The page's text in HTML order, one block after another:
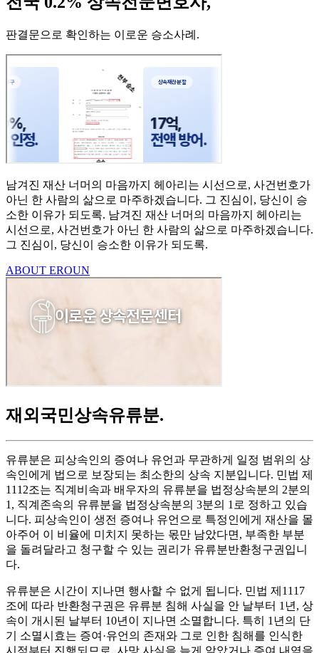
판결문으로 확인하는 이로운 승소사례 .
남겨진 재산 너머의 마음까지 헤아리는 시선으로, 사건번호가
아닌 한 사람의 삶으로 마주하겠습니다. 그 진심이, 당신이 승
소한 이유가 되도록. 남겨진 재산 너머의 마음까지 헤아리는
시선으로, 사건번호가 아닌 한 사람의 삶으로 마주하겠습니다.
그 진심이, 당신이 승소한 이유가 되도록.
ABOUT EROUN
재외국민상속유류분.
유류분은 피상속인의 증여나 유언과 무관하게 일정 범위의 상
속인에게 법으로 보장되는 최소한의 상속 지분입니다. 민법 제
1112조는 직계비속과 배우자의 유류분을 법정상속분의 2분의
1, 직계존속의 유류분을 법정상속분의 3분의 1로 정하고 있습
니다. 피상속인이 생전 증여나 유언으로 특정인에게 재산을 몰
아주어 이 비율에 미치지 못하는 몫만 남았다면, 부족한 부분
을 돌려달라고 청구할 수 있는 권리가 유류분반환청구권입니
다.
유류분은 시간이 지나면 행사할 수 없게 됩니다. 민법 제1117
조에 따라 반환청구권은 유류분 침해 사실을 안 날부터 1년, 상
속이 개시된 날부터 10년이 지나면 소멸합니다. 특히 1년의 단
기 소멸시효는 증여·유언의 존재와 그로 인한 침해를 인식한